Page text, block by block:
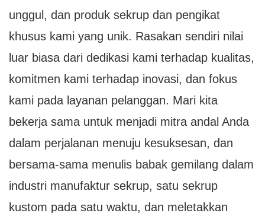
unggul, dan produk sekrup dan pengikat
khusus kami yang unik. Rasakan sendiri nilai
luar biasa dari dedikasi kami terhadap kualitas,
komitmen kami terhadap inovasi, dan fokus
kami pada layanan pelanggan. Mari kita
bekerja sama untuk menjadi mitra andal Anda
dalam perjalanan menuju kesuksesan, dan
bersama-sama menulis babak gemilang dalam
industri manufaktur sekrup, satu sekrup
kustom pada satu waktu, dan meletakkan